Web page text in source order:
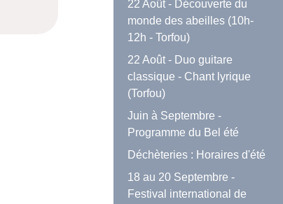
22 Août - Découverte du
monde des abeilles (10h-
12h - Torfou)
22 Août - Duo guitare
classique - Chant lyrique
(Torfou)
Juin à Septembre -
Programme du Bel été
Déchèteries : Horaires d'été
18 au 20 Septembre -
Festival international de